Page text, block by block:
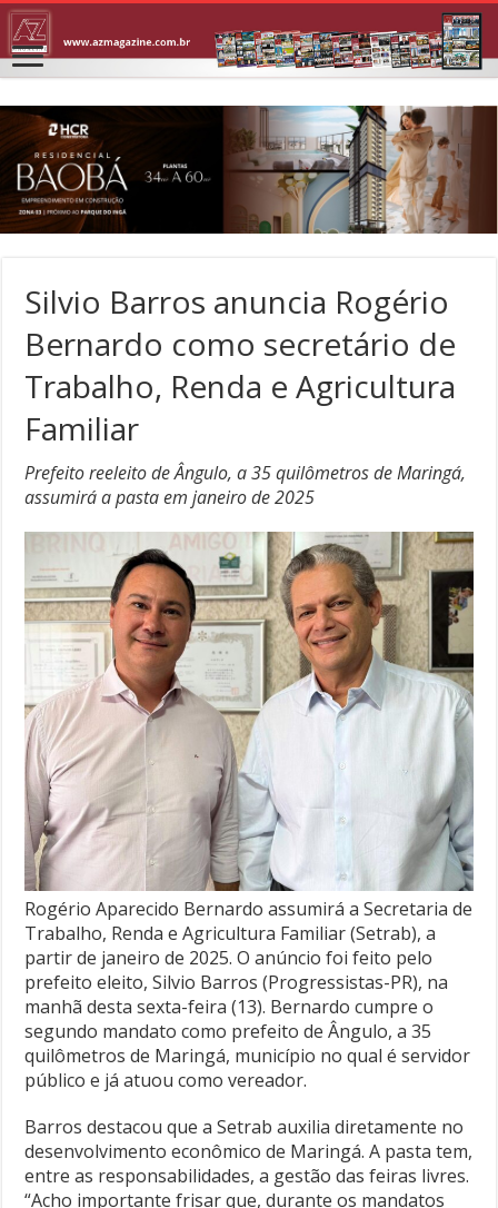
Silvio Barros anuncia Rogério
Bernardo como secretário de
Trabalho, Renda e Agricultura
Familiar
Prefeito reeleito de Ângulo, a 35 quilômetros de Maringá,
assumirá a pasta em janeiro de 2025
Rogério Aparecido Bernardo assumirá a Secretaria de
Trabalho, Renda e Agricultura Familiar (Setrab), a
partir de janeiro de 2025. O anúncio foi feito pelo
prefeito eleito, Silvio Barros (Progressistas-PR), na
manhã desta sexta-feira (13). Bernardo cumpre o
segundo mandato como prefeito de Ângulo, a 35
quilômetros de Maringá, município no qual é servidor
público e já atuou como vereador.
Barros destacou que a Setrab auxilia diretamente no
desenvolvimento econômico de Maringá. A pasta tem,
entre as responsabilidades, a gestão das feiras livres.
“Acho importante frisar que, durante os mandatos